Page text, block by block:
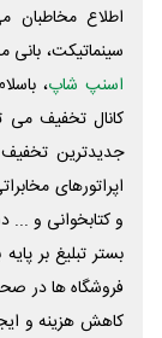
اطلاع مخاطبان
سینماتیکت، بانی
اسنپ شاپ،
کانال تخفیف می
جدیدترین تخفیف
اپراتورهای
و کتابخوانی و ...
بستر تبلیغ بر
فروشگاه ها در
کاهش هزینه و